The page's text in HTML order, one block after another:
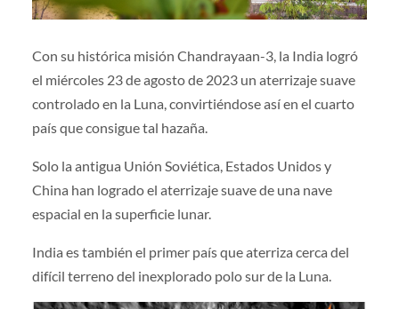
Con su histórica misión Chandrayaan-3, la India logró
el miércoles 23 de agosto de 2023 un aterrizaje suave
controlado en la Luna, convirtiéndose así en el cuarto
país que consigue tal hazaña.
Solo la antigua Unión Soviética, Estados Unidos y
China han logrado el aterrizaje suave de una nave
espacial en la superficie lunar.
India es también el primer país que aterriza cerca del
difícil terreno del inexplorado polo sur de la Luna.